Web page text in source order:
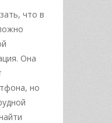
что в
Она
но